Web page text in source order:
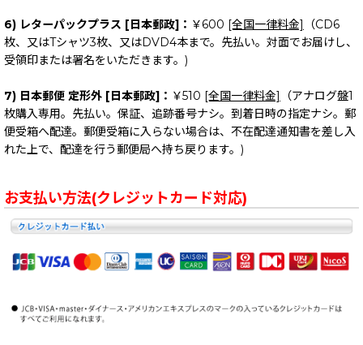
6) レターパックプラス [日本郵政]： ￥600 [全国一律料金]
（CD6
枚、又はTシャツ3枚、又はDVD4本まで。先払い。対面でお届けし、
受領印または署名をいただきます。)
7) 日本郵便 定形外 [日本郵政]： ￥510 [全国一律料金]
（アナログ盤1
枚購入専用。先払い。保証、追跡番号ナシ。到着日時の指定ナシ。郵
便受箱へ配達。郵便受箱に入らない場合は、不在配達通知書を差し入
れた上で、配達を行う郵便局へ持ち戻ります。)
お支払い方法(クレジットカード対応)